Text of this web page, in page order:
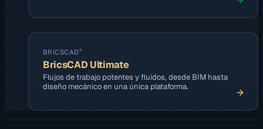
BRICSCAD®
BricsCAD Ultimate
Flujos de trabajo potentes y fluidos, desde BIM hasta
diseño mecánico en una única plataforma.